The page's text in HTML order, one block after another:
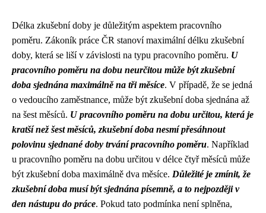
Délka zkušební doby je důležitým aspektem pracovního
poměru. Zákoník práce ČR stanoví maximální délku zkušební
doby, která se liší v závislosti na typu pracovního poměru. U
pracovního poměru na dobu neurčitou může být zkušební
doba sjednána maximálně na tři měsíce. V případě, že se jedná
o vedoucího zaměstnance, může být zkušební doba sjednána až
na šest měsíců. U pracovního poměru na dobu určitou, která je
kratší než šest měsíců, zkušební doba nesmí přesáhnout
polovinu sjednané doby trvání pracovního poměru. Například
u pracovního poměru na dobu určitou v délce čtyř měsíců může
být zkušební doba maximálně dva měsíce. Důležité je zmínit, že
zkušební doba musí být sjednána písemně, a to nejpozději v
den nástupu do práce. Pokud tato podmínka není splněna,